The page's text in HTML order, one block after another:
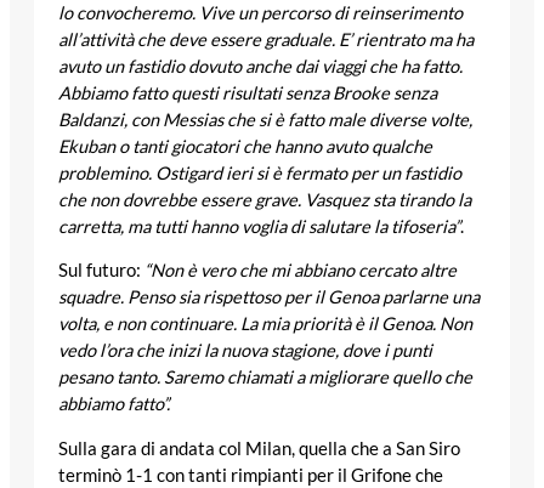
lo convocheremo. Vive un percorso di reinserimento
all’attività che deve essere graduale. E’ rientrato ma ha
avuto un fastidio dovuto anche dai viaggi che ha fatto.
Abbiamo fatto questi risultati senza Brooke senza
Baldanzi, con Messias che si è fatto male diverse volte,
Ekuban o tanti giocatori che hanno avuto qualche
problemino. Ostigard ieri si è fermato per un fastidio
che non dovrebbe essere grave. Vasquez sta tirando la
carretta, ma tutti hanno voglia di salutare la tifoseria”.
Sul futuro: “Non è vero che mi abbiano cercato altre
squadre. Penso sia rispettoso per il Genoa parlarne una
volta, e non continuare. La mia priorità è il Genoa. Non
vedo l’ora che inizi la nuova stagione, dove i punti
pesano tanto. Saremo chiamati a migliorare quello che
abbiamo fatto”.
Sulla gara di andata col Milan, quella che a San Siro
terminò 1-1 con tanti rimpianti per il Grifone che